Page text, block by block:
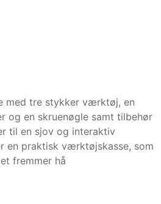
med tre stykker værktøj, en
og en skruenøgle samt tilbehør
til en sjov og interaktiv
en praktisk værktøjskasse, som
fremmer hå